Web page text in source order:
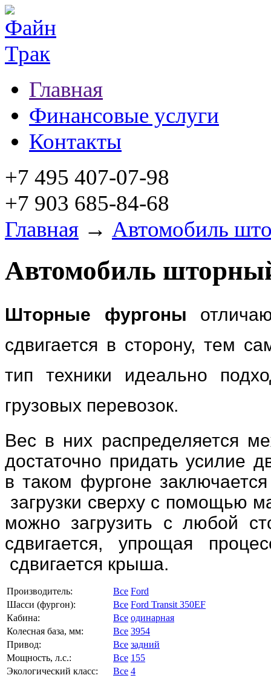
Главная
Финансовые услуги
Контакты
+7 495 407-07-98
+7 903 685-84-68
Главная → Автомобиль
Автомобиль
Шторные фургоны
сдвигается в сторону, тем
тип техники идеально
грузовых перевозок.
Вес в них распределяется
достаточно придать усилие
в таком фургоне заключается
загрузки сверху с помощью
можно загрузить с любой
сдвигается, упрощая
сдвигается крыша.
Производитель: Все Ford
Шасси (фургон):
Все Ford Transit 350EF
Кабина:
Все одинарная
Колесная база, мм:
Все 3954
Привод:
Все задний
Мощность, л.с.:
Все 155
Экологический класс:
Все 4